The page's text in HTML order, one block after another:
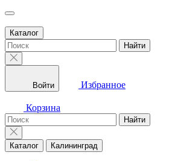
Каталог
Найти
Войти Избранное
Корзина
Найти
Каталог Калининград